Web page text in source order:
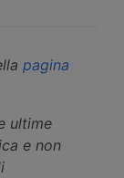
pagina
ultime
e non